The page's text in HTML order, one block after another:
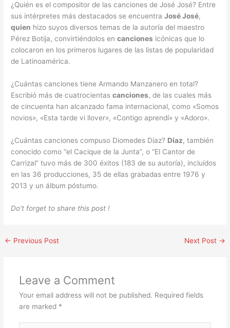
¿Quién es el compositor de las canciones de José José? Entre
sus intérpretes más destacados se encuentraJosé José,
quien hizo suyos diversos temas de la autoría del maestro
Pérez Botija, convirtiéndolos encanciones icónicas que lo
colocaron en los primeros lugares de las listas de popularidad
de Latinoamérica.
¿Cuántas canciones tiene Armando Manzanero en total?
Escribió más de cuatrocientascanciones, de las cuales más
de cincuenta han alcanzado fama internacional, como «Somos
novios», «Esta tarde vi llover», «Contigo aprendí» y «Adoro».
¿Cuántas canciones compuso Diomedes Díaz? Díaz, también
conocido como “el Cacique de la Junta”, o “El Cantor de
Carrizal” tuvo más de 300 éxitos (183 de su autoría), incluídos
en las 36 producciones, 35 de ellas grabadas entre 1976 y
2013 y un álbum póstumo.
Do’t forget to share this post !
← Previous Post Next Post →
Leave a Comment
Your email address will not be published. Required fields
are marked *